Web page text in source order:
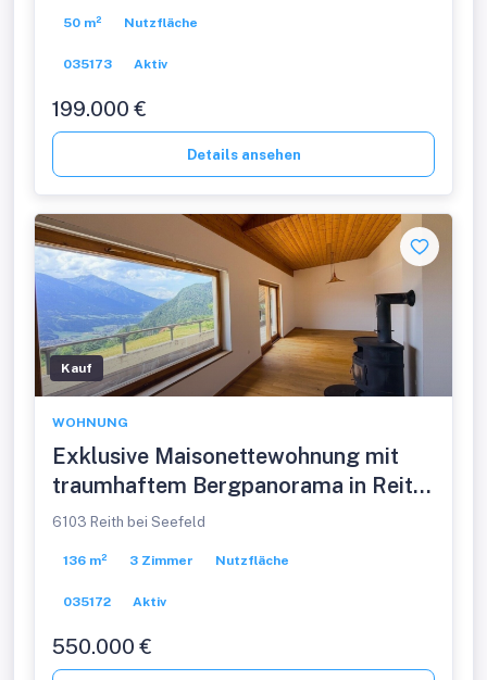
50 m² Nutzfläche
035173 Aktiv
199.000 €
Details ansehen
Kauf
WOHNUNG
Exklusive Maisonettewohnung mit
traumhaftem Bergpanorama in Reith
bei Seefeld
6103 Reith bei Seefeld
136 m² 3 Zimmer Nutzfläche
035172 Aktiv
550.000 €